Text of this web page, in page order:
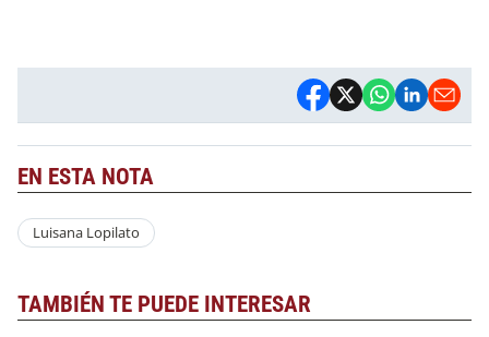
EN ESTA NOTA
Luisana Lopilato
TAMBIÉN TE PUEDE INTERESAR